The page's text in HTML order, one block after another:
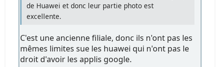
de Huawei et donc leur partie photo est
excellente.
C'est une ancienne filiale, donc ils n'ont pas les
mêmes limites sue les huawei qui n'ont pas le
droit d'avoir les applis google.